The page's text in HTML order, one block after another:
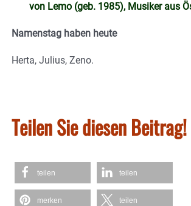
von Lemo (geb. 1985), Musiker aus
Namenstag haben heute
Herta, Julius, Zeno.
Teilen Sie diesen Beitrag!
teilen teilen
merken teilen